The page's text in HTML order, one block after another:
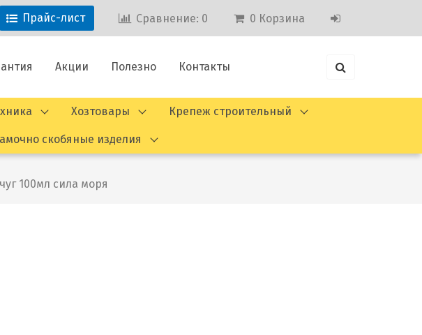
Прайс-лист Сравнение: 0 0 Корзина
Акции Полезно Контакты
Хозтовары Крепеж строительный
скобяные изделия
100мл сила моря